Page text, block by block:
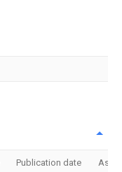
Publication date